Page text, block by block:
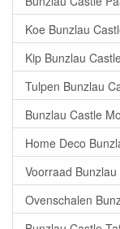
Koe Bunzlau
Kip Bunzlau
Tulpen Bunzlau
Bunzlau Castle
Home Deco
Voorraad
Ovenschalen